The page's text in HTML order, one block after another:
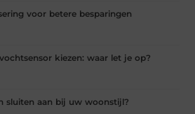
voor betere besparingen
kiezen: waar let je op?
sluiten aan bij uw woonstijl?